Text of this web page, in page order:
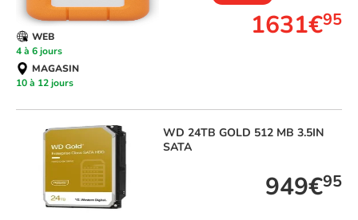
1631€95
WEB
4 à 6 jours
MAGASIN
10 à 12 jours
WD 24TB GOLD 512 MB 3.5IN
SATA
949€95